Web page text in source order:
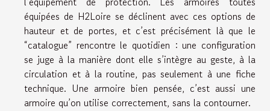
équipées de H2Loire se déclinent avec ces options de
hauteur et de portes, et c’est précisément là que le
“catalogue” rencontre le quotidien : une configuration
se juge à la manière dont elle s’intègre au geste, à la
circulation et à la routine, pas seulement à une fiche
technique. Une armoire bien pensée, c’est aussi une
armoire qu’on utilise correctement, sans la contourner.